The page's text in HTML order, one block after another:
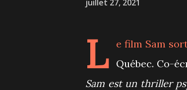
juillet 27, 2021
L e film Sam
Québec. Co-
Sam est un thriller